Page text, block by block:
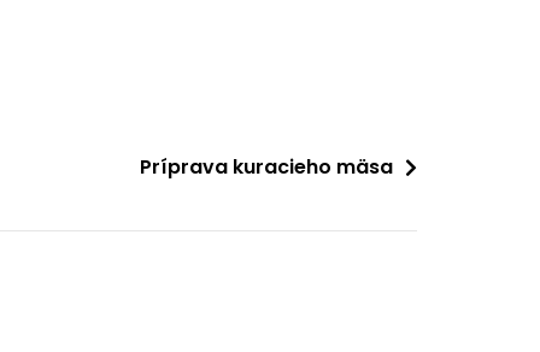
Príprava kuracieho mäsa